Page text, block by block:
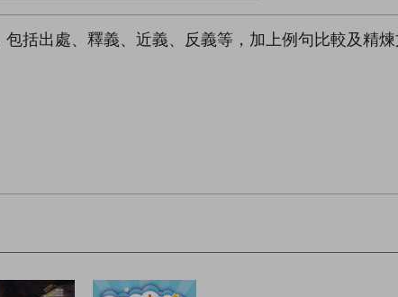
括出處、釋義、近義、反義等，加上例句比較及精煉